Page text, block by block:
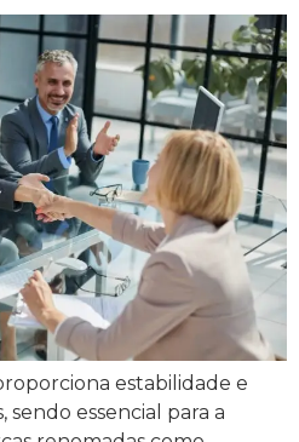
estabilidade e
essencial para a